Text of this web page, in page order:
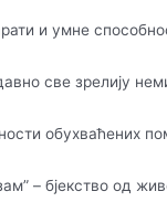
и умне
све зрелију
обухваћених
– бјекство од